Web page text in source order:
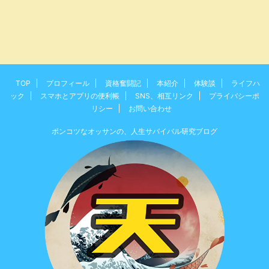
TOP プロフィール 資格奮闘記 本紹介 体験談
ライフハ
ック
スマホとアプリの便利帳 SNS、相互リンク
プライバシーポ
リシー
お問い合わせ
ポンコツなオッサンの、人生サバイバル研究ブログ